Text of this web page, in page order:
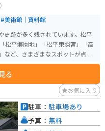
#美術館｜資料館
史跡が多く残されています。松平
など、さまざまなスポットが点在
する家康」の主人公の家康が生ま
た観光スポットになっています。
小さな小川もあります。 敷地内は2
ないので、無理なく散策するこ
る
お気に入り
駐車： 駐車場あり
予算： 無料